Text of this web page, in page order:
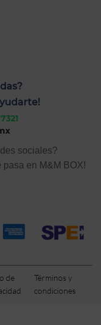
sociales?
pasa en M&M BOX!
de
Términos y
condiciones